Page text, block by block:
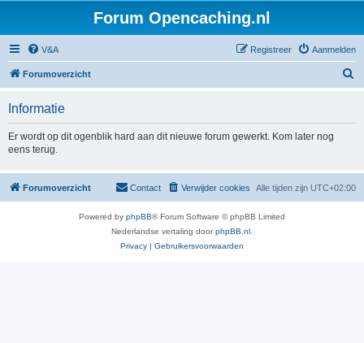
Forum Opencaching.nl
V&A Aanmelden
Registreer
Forumoverzicht
Informatie
Er wordt op dit ogenblik hard aan dit nieuwe forum gewerkt. Kom later nog
eens terug.
Forumoverzicht Alle tijden zijn UTC+02:00
Verwijder cookies
Contact
Powered by phpBB® Forum Software © phpBB Limited
Nederlandse vertaling doorphpBB.nl
Privacy | Gebruikersvoorwaarden